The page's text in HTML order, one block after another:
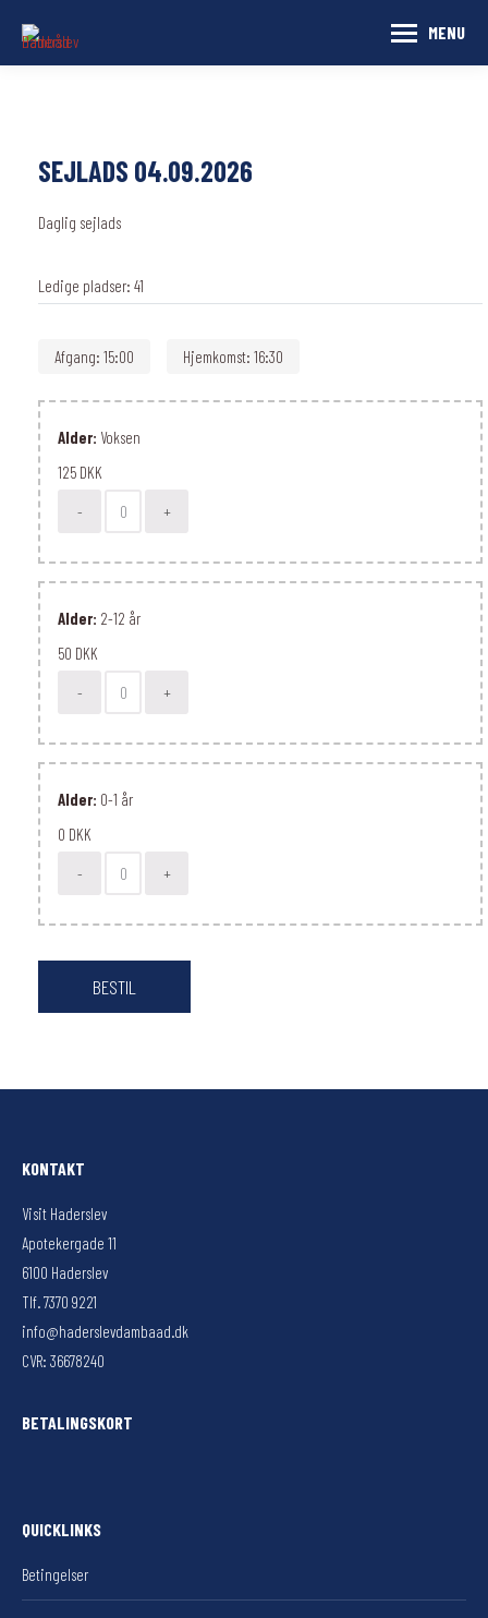
MENU
SEJLADS 04.09.2026
Daglig sejlads
Ledige pladser: 41
Afgang: 15:00 Hjemkomst: 16:30
Alder: Voksen
125 DKK
-
+
Alder: 2-12 år
50 DKK
-
+
Alder: 0-1 år
0 DKK
-
+
KONTAKT
Visit Haderslev
Apotekergade 11
6100 Haderslev
Tlf. 7370 9221
info@haderslevdambaad.dk
CVR: 36678240
BETALINGSKORT
QUICKLINKS
Betingelser